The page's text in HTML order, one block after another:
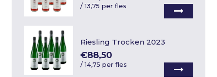
/13,75 per fles
Riesling Trocken 2023
€88,50
/14,75 per fles